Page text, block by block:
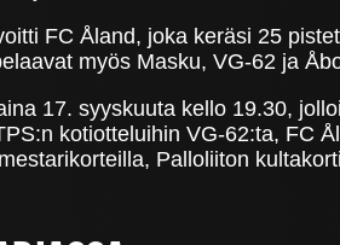
FC Åland, joka keräsi 25
myös Masku, VG-62 ja
17. syyskuuta kello 19.30,
kotiotteluihin VG-62:ta, FC
Palloliiton